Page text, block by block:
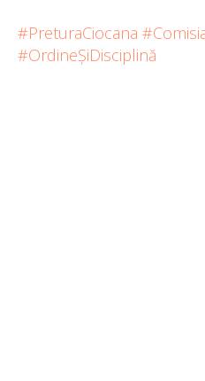
#PreturaCiocana
#OrdineȘiDisciplină